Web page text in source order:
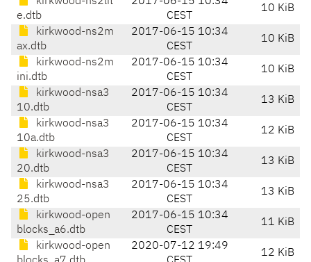
e.dtb
CEST
10 KiB
kirkwood-ns2m
ax.dtb
2017-06-15 10:34
CEST
10 KiB
kirkwood-ns2m
ini.dtb
2017-06-15 10:34
CEST
10 KiB
kirkwood-nsa3
10.dtb
2017-06-15 10:34
CEST
13 KiB
kirkwood-nsa3
10a.dtb
2017-06-15 10:34
CEST
12 KiB
kirkwood-nsa3
20.dtb
2017-06-15 10:34
CEST
13 KiB
kirkwood-nsa3
25.dtb
2017-06-15 10:34
CEST
13 KiB
kirkwood-open
blocks_a6.dtb
2017-06-15 10:34
CEST
11 KiB
kirkwood-open
2020-07-12 19:49
12 KiB